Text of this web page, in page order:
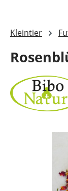
Kleintier
Bildergalerie